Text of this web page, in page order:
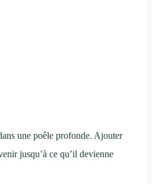
une poêle profonde. Ajouter
jusqu’à ce qu’il devienne